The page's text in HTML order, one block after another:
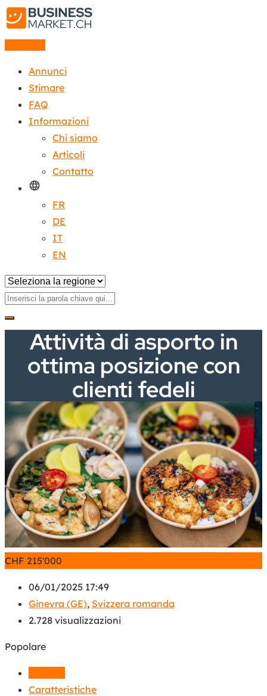
Annunci
Stimare
FAQ
Informazioni
Chi siamo
Articoli
Contatto
FR
DE
IT
EN
Attività di asporto in
ottima posizione con
clienti fedeli
CHF 215'000
06/01/2025 17:49
Ginevra (GE), Svizzera romanda
2.728 visualizzazioni
Popolare
Caratteristiche